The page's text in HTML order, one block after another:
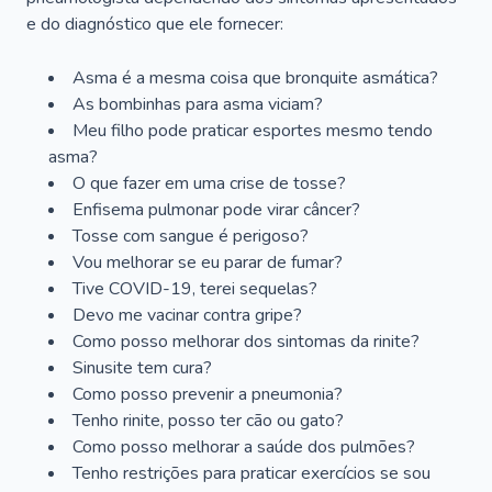
e do diagnóstico que ele fornecer:
Asma é a mesma coisa que bronquite asmática?
As bombinhas para asma viciam?
Meu filho pode praticar esportes mesmo tendo
asma?
O que fazer em uma crise de tosse?
Enfisema pulmonar pode virar câncer?
Tosse com sangue é perigoso?
Vou melhorar se eu parar de fumar?
Tive COVID-19, terei sequelas?
Devo me vacinar contra gripe?
Como posso melhorar dos sintomas da rinite?
Sinusite tem cura?
Como posso prevenir a pneumonia?
Tenho rinite, posso ter cão ou gato?
Como posso melhorar a saúde dos pulmões?
Tenho restrições para praticar exercícios se sou